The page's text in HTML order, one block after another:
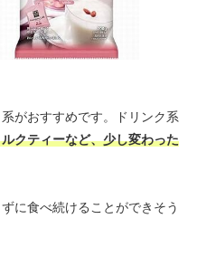
がおすすめです。ドリンク系
クティーなど、少し変わった
に食べ続けることができそう